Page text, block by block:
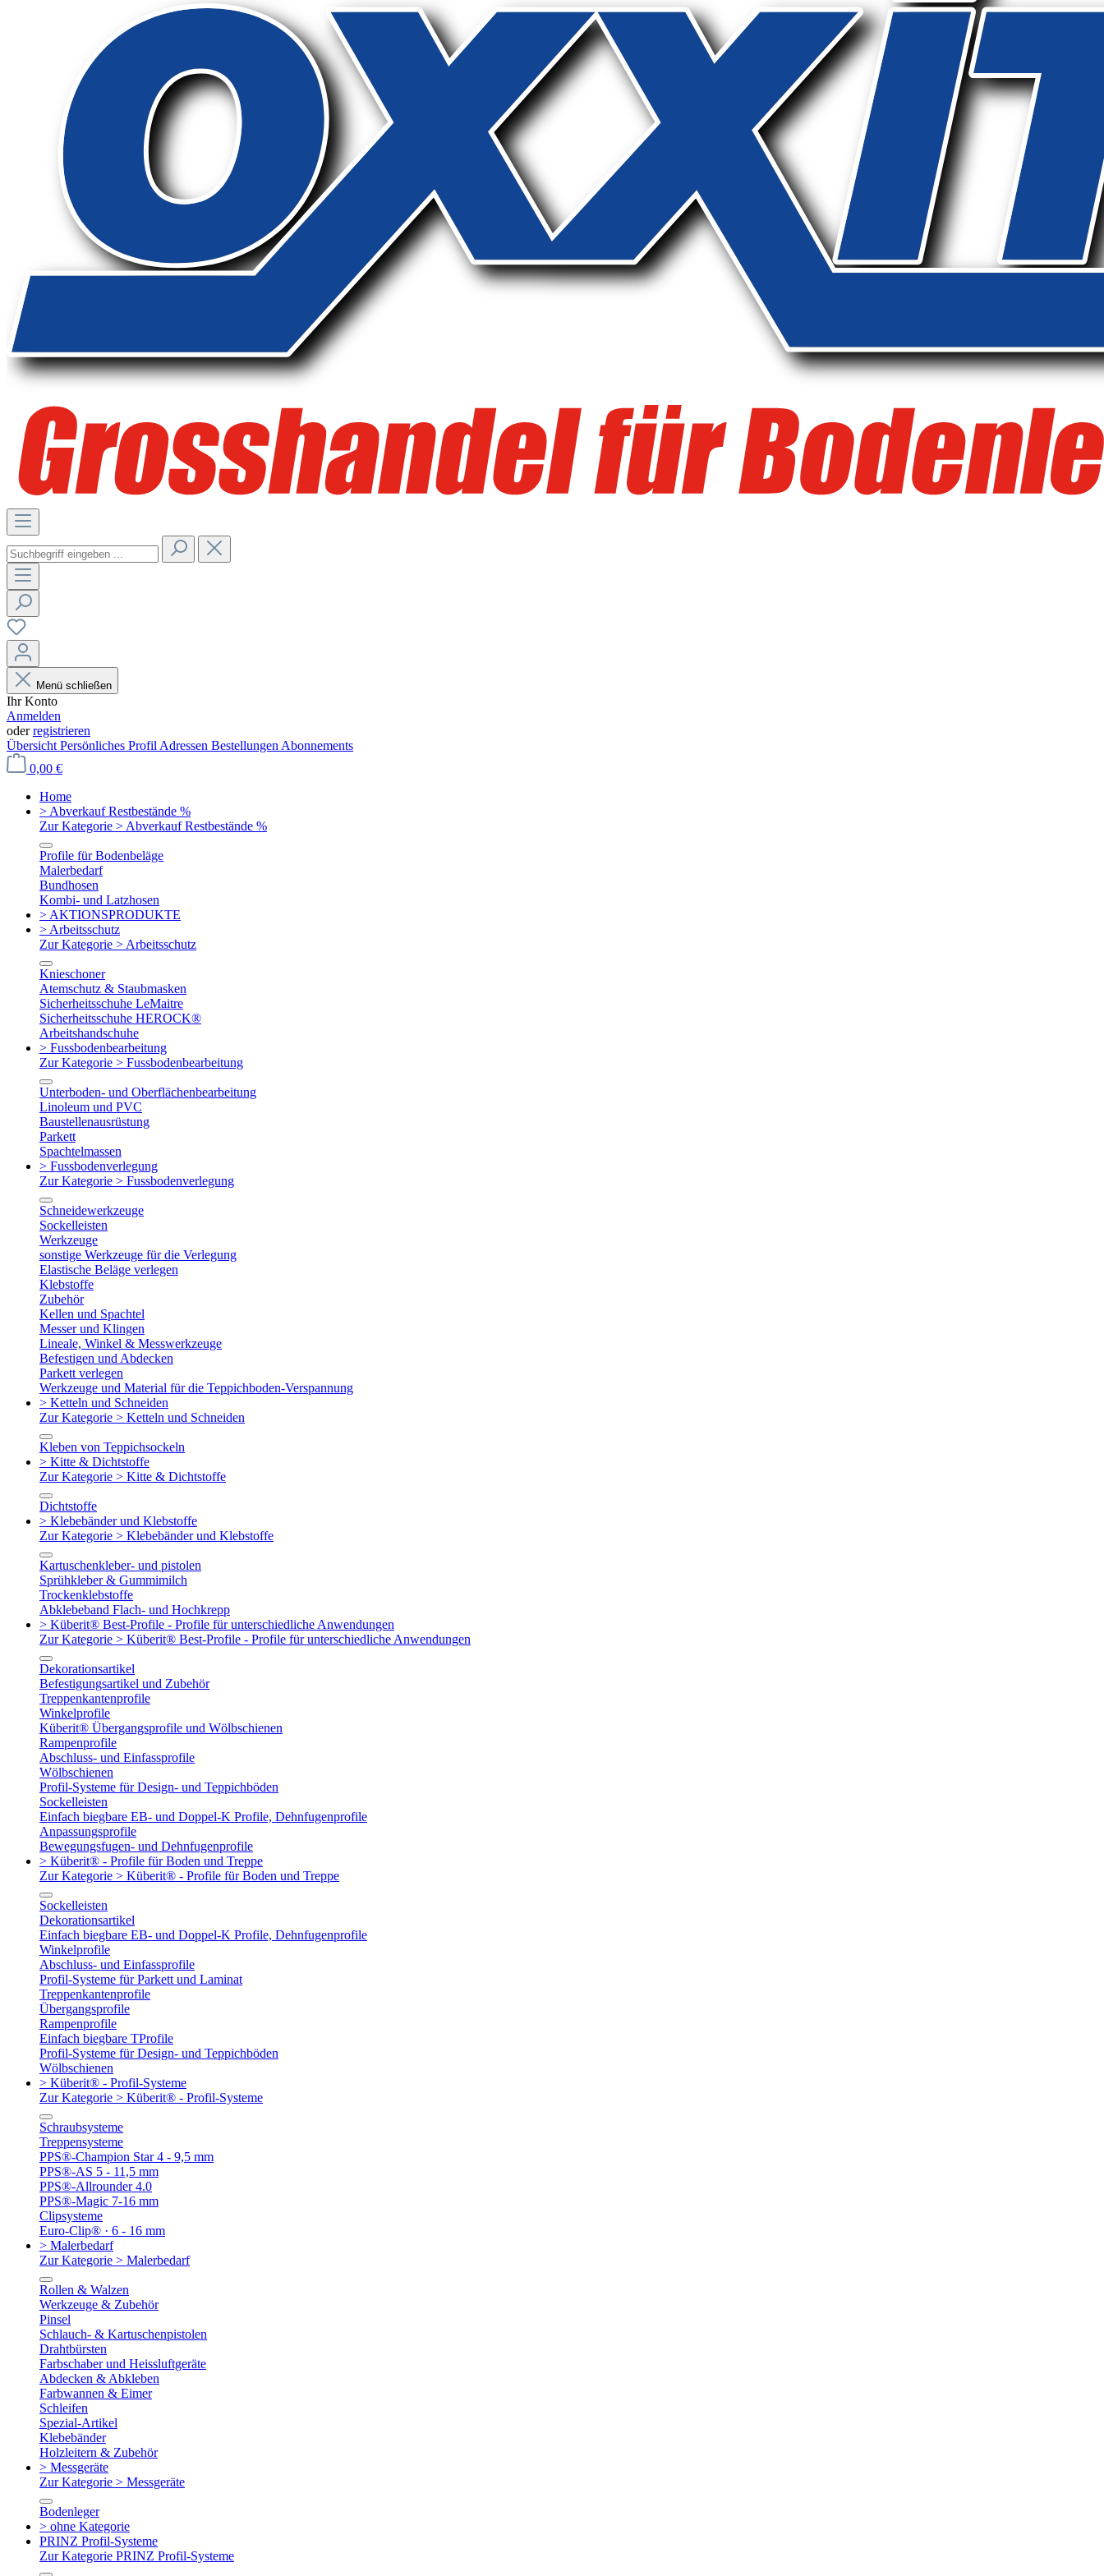
Menü schließen
Ihr Konto
Anmelden
oderregistrieren
Übersicht Persönliches Profil Adressen Bestellungen Abonnements
0,00 €
Home
> Abverkauf Restbestände %
Zur Kategorie > Abverkauf Restbestände %
Profile für Bodenbeläge
Malerbedarf
Bundhosen
Kombi- und Latzhosen
> AKTIONSPRODUKTE
> Arbeitsschutz
Zur Kategorie > Arbeitsschutz
Knieschoner
Atemschutz & Staubmasken
Sicherheitsschuhe LeMaitre
Sicherheitsschuhe HEROCK®
Arbeitshandschuhe
> Fussbodenbearbeitung
Zur Kategorie > Fussbodenbearbeitung
Unterboden- und Oberflächenbearbeitung
Linoleum und PVC
Baustellenausrüstung
Parkett
Spachtelmassen
> Fussbodenverlegung
Zur Kategorie > Fussbodenverlegung
Schneidewerkzeuge
Sockelleisten
Werkzeuge
sonstige Werkzeuge für die Verlegung
Elastische Beläge verlegen
Klebstoffe
Zubehör
Kellen und Spachtel
Messer und Klingen
Lineale, Winkel & Messwerkzeuge
Befestigen und Abdecken
Parkett verlegen
Werkzeuge und Material für die Teppichboden-Verspannung
> Ketteln und Schneiden
Zur Kategorie > Ketteln und Schneiden
Kleben von Teppichsockeln
> Kitte & Dichtstoffe
Zur Kategorie > Kitte & Dichtstoffe
Dichtstoffe
> Klebebänder und Klebstoffe
Zur Kategorie > Klebebänder und Klebstoffe
Kartuschenkleber- und pistolen
Sprühkleber & Gummimilch
Trockenklebstoffe
Abklebeband Flach- und Hochkrepp
> Küberit® Best-Profile - Profile für unterschiedliche Anwendungen
Zur Kategorie > Küberit® Best-Profile - Profile für unterschiedliche Anwendungen
Dekorationsartikel
Befestigungsartikel und Zubehör
Treppenkantenprofile
Winkelprofile
Küberit® Übergangsprofile und Wölbschienen
Rampenprofile
Abschluss- und Einfassprofile
Wölbschienen
Profil-Systeme für Design- und Teppichböden
Sockelleisten
Einfach biegbare EB- und Doppel-K Profile, Dehnfugenprofile
Anpassungsprofile
Bewegungsfugen- und Dehnfugenprofile
> Küberit® - Profile für Boden und Treppe
Zur Kategorie > Küberit® - Profile für Boden und Treppe
Sockelleisten
Dekorationsartikel
Einfach biegbare EB- und Doppel-K Profile, Dehnfugenprofile
Winkelprofile
Abschluss- und Einfassprofile
Profil-Systeme für Parkett und Laminat
Treppenkantenprofile
Übergangsprofile
Rampenprofile
Einfach biegbare TProfile
Profil-Systeme für Design- und Teppichböden
Wölbschienen
> Küberit® - Profil-Systeme
Zur Kategorie > Küberit® - Profil-Systeme
Schraubsysteme
Treppensysteme
PPS®-Champion Star 4 - 9,5 mm
PPS®-AS 5 - 11,5 mm
PPS®-Allrounder 4.0
PPS®-Magic 7-16 mm
Clipsysteme
Euro-Clip® · 6 - 16 mm
> Malerbedarf
Zur Kategorie > Malerbedarf
Rollen & Walzen
Werkzeuge & Zubehör
Pinsel
Schlauch- & Kartuschenpistolen
Drahtbürsten
Farbschaber und Heissluftgeräte
Abdecken & Abkleben
Farbwannen & Eimer
Schleifen
Spezial-Artikel
Klebebänder
Holzleitern & Zubehör
> Messgeräte
Zur Kategorie > Messgeräte
Bodenleger
> ohne Kategorie
PRINZ Profil-Systeme
Zur Kategorie PRINZ Profil-Systeme